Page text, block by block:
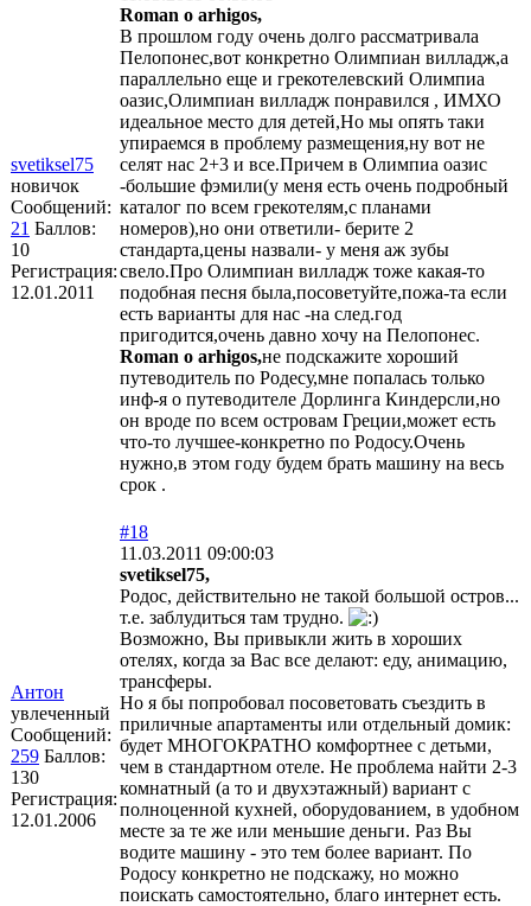
svetiksel75
новичок
Сообщений:
21 Баллов:
10
Регистрация:
12.01.2011
Roman o arhigos,
В прошлом году очень долго рассматривала
Пелопонес,вот конкретно Олимпиан вилладж,а
параллельно еще и грекотелевский Олимпиа
оазис,Олимпиан вилладж понравился , ИМХО
идеальное место для детей,Но мы опять таки
упираемся в проблему размещения,ну вот не
селят нас 2+3 и все.Причем в Олимпиа оазис
-большие фэмили(у меня есть очень подробный
каталог по всем грекотелям,с планами
номеров),но они ответили- берите 2
стандарта,цены назвали- у меня аж зубы
свело.Про Олимпиан вилладж тоже какая-то
подобная песня была,посоветуйте,пожа-та если
есть варианты для нас -на след.год
пригодится,очень давно хочу на Пелопонес.
Roman o arhigos,не подскажите хороший
путеводитель по Родесу,мне попалась только
инф-я о путеводителе Дорлинга Киндерсли,но
он вроде по всем островам Греции,может есть
что-то лучшее-конкретно по Родосу.Очень
нужно,в этом году будем брать машину на весь
срок .
Антон
увлеченный
Сообщений:
259 Баллов:
130
Регистрация:
12.01.2006
#18
11.03.2011 09:00:03
svetiksel75,
Родос, действительно не такой большой остров...
т.е. заблудиться там трудно.
Возможно, Вы привыкли жить в хороших
отелях, когда за Вас все делают: еду, анимацию,
трансферы.
Но я бы попробовал посоветовать съездить в
приличные апартаменты или отдельный домик:
будет МНОГОКРАТНО комфортнее с детьми,
чем в стандартном отеле. Не проблема найти 2-3
комнатный (а то и двухэтажный) вариант с
полноценной кухней, оборудованием, в удобном
месте за те же или меньшие деньги. Раз Вы
водите машину - это тем более вариант. По
Родосу конкретно не подскажу, но можно
поискать самостоятельно, благо интернет есть.